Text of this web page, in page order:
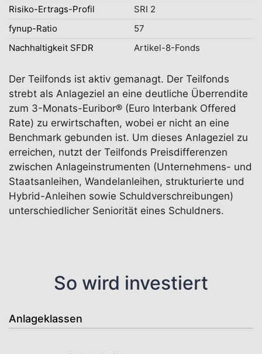
Risiko-Ertrags-Profil
SRI 2
fynup-Ratio
57
Nachhaltigkeit SFDR
Artikel-8-Fonds
Der Teilfonds ist aktiv gemanagt. Der Teilfonds
strebt als Anlageziel an eine deutliche Überrendite
zum 3-Monats-Euribor® (Euro Interbank Offered
Rate) zu erwirtschaften, wobei er nicht an eine
Benchmark gebunden ist. Um dieses Anlageziel zu
erreichen, nutzt der Teilfonds Preisdifferenzen
zwischen Anlageinstrumenten (Unternehmens- und
Staatsanleihen, Wandelanleihen, strukturierte und
Hybrid-Anleihen sowie Schuldverschreibungen)
unterschiedlicher Seniorität eines Schuldners.
So wird investiert
Anlageklassen